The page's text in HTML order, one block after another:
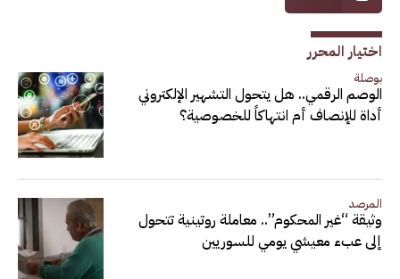
اختيار المحرر
بوصلة
الوصم الرقمي.. هل يتحول التشهير الإلكتروني
أداة للإنصاف أم انتهاكاً للخصوصية؟
المرصد
وثيقة “غير المحكوم”.. معاملة روتينية تتحول
إلى عبء معيشي يومي للسوريين